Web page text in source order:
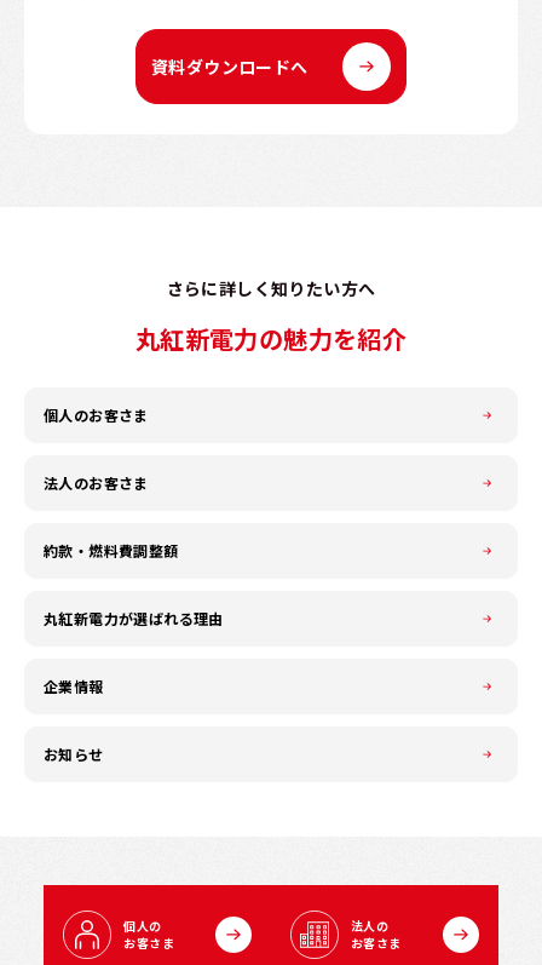
資料ダウンロードへ
さらに詳しく知りたい方へ
丸紅新電力の魅力を紹介
個人のお客さま
法人のお客さま
約款・燃料費調整額
丸紅新電力が選ばれる理由
企業情報
お知らせ
個人の
お客さま
法人の
お客さま